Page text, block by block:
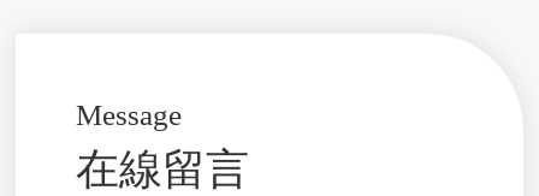
Message
在線留言